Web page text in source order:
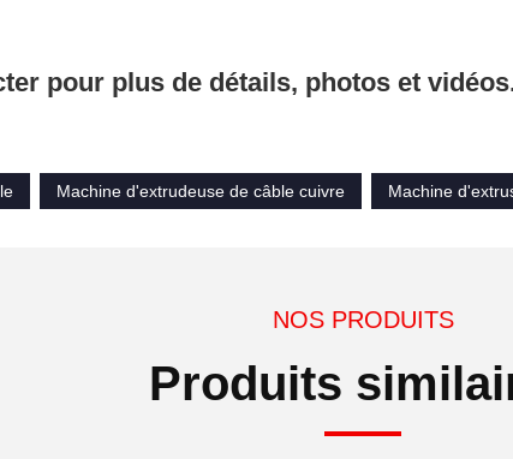
pour plus de détails, photos et
Machine d'extrudeuse de câble cuivre Machine
NOS PRODUITS
Produits